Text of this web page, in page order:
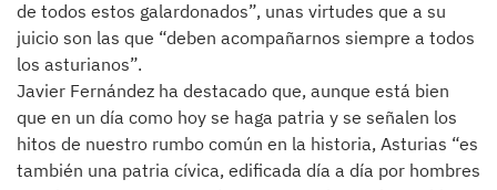
de todos estos galardonados”, unas virtudes que a su
juicio son las que “deben acompañarnos siempre a todos
los asturianos”.
Javier Fernández ha destacado que, aunque está bien
que en un día como hoy se haga patria y se señalen los
hitos de nuestro rumbo común en la historia, Asturias “es
también una patria cívica, edificada día a día por hombres